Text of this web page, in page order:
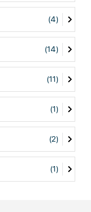
(4)
(14)
(11)
(1)
(2)
(1)